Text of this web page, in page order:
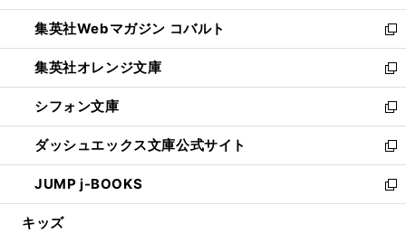
開
く
ウ
で
開
く
ン
ド
ウ
で
開
く
ウ
ィ
ン
ド
ウ
で
開
く
集英社Webマガジン コバルト
新
し
い
ウ
ィ
ン
ド
ウ
で
開
集英社オレンジ文庫
新
し
い
ウ
ィ
ン
ド
ウ
シフォン文庫
新
し
い
ウ
ィ
ン
ダッシュエックス文庫公式サイト
新
し
い
ウ
JUMP j-BOOKS
新
し
キッズ